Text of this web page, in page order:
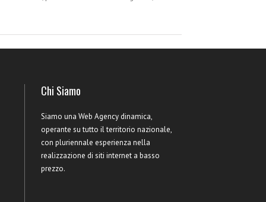
Chi Siamo
Siamo una Web Agency dinamica,
operante su tutto il territorio nazionale,
con pluriennale esperienza nella
realizzazione di siti internet a basso
prezzo.